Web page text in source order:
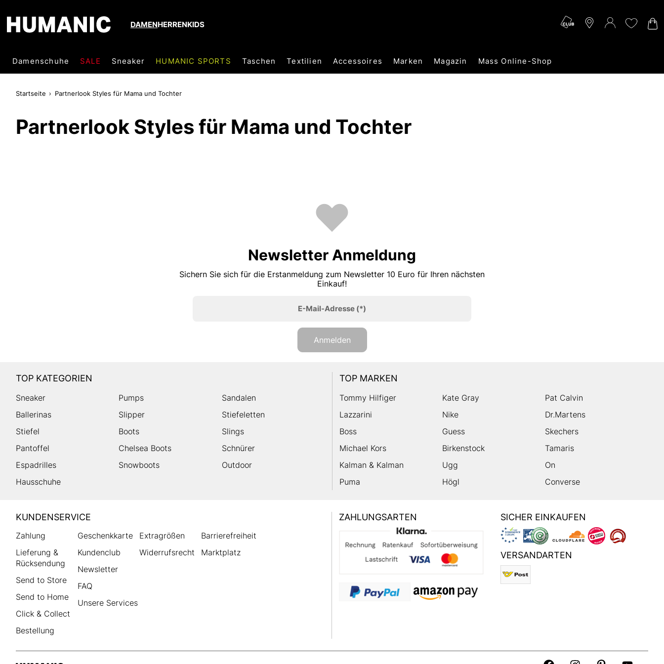
DAMENHERRENKIDS
Damenschuhe SALE Sneaker HUMANIC SPORTS Taschen Textilien Accessoires Marken Magazin Mass Online-Shop
Startseite Partnerlook Styles für Mama und Tochter
Partnerlook Styles für Mama und Tochter
Newsletter Anmeldung
Sichern Sie sich für die Erstanmeldung zum Newsletter 10 Euro für Ihren nächsten
Einkauf!
E-Mail-Adresse(*)
Anmelden
TOP KATEGORIEN
Sneaker Pumps
Sandalen
Ballerinas
Slipper
Stiefeletten
Stiefel
Boots
Slings
Pantoffel
Chelsea Boots
Schnürer
Espadrilles
Snowboots
Outdoor
Hausschuhe
TOP MARKEN
Tommy Hilfiger Kate Gray
Pat Calvin
Lazzarini
Nike
Dr.Martens
Boss
Guess
Skechers
Michael Kors
Birkenstock
Tamaris
Kalman & Kalman
Ugg
On
Puma
Högl Converse
HUMANIC
Footer
KUNDENSERVICE
Zahlung
Lieferung &
Rücksendung
Send to Store
Send to Home
Click & Collect
Bestellung
Geschenkkarte
Kundenclub
Newsletter
FAQ
Unsere Services
Extragrößen
Widerrufsrecht
Barrierefreiheit
Marktplatz
ZAHLUNGSARTEN SICHER EINKAUFEN
VERSANDARTEN